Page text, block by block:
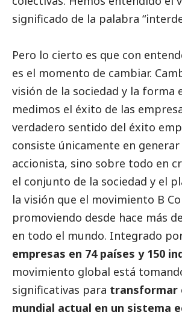
significado de la palabra
Pero lo cierto es que con
es el momento de cambiar.
visión de la sociedad y la forma
medimos el éxito de las
verdadero sentido del éxito
consiste únicamente en
accionista, sino sobre todo en
el conjunto de la sociedad y el
la visión que el movimiento B
promoviendo desde hace más
en todo el mundo. Integrado
empresas en 74 países y 150
movimiento global está
significativas para transformar
mundial actual en un sistema